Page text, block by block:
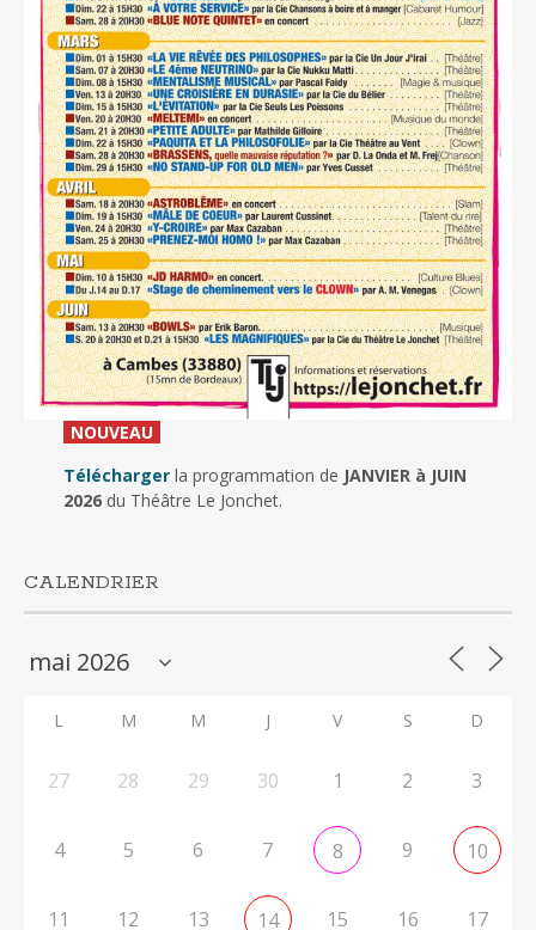
NOUVEAU_
Télécharger la programmation de JANVIER à JUIN
2026du Théâtre Le Jonchet.
CALENDRIER
L M M J V S D
27 28 29 30 1 2 3
4 5 6 7 8 9 10
11 12 13 14 15 16 17